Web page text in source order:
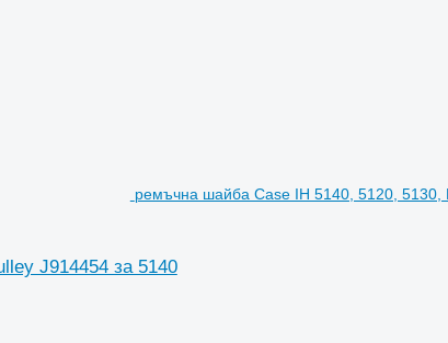
ремъчна шайба Case IH 5140, 5120, 5130,
J914454 за 5140